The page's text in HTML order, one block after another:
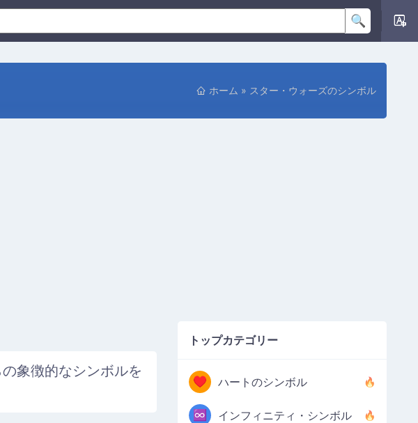
位ホーム » スター・ウォーズのシンボル
象徴的なシンボルを
トップカテゴリー
♥ ハートのシンボル
♾️ インフィニティ・シンボル